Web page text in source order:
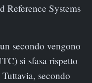
Reference Systems
secondo vengono
si sfasa rispetto
secondo